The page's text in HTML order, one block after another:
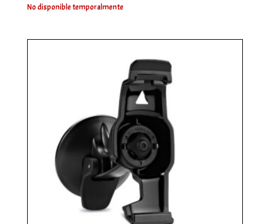
precio
No disponible temporalmente